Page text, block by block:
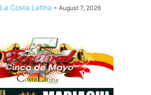
La Costa Latina - August 7, 2026